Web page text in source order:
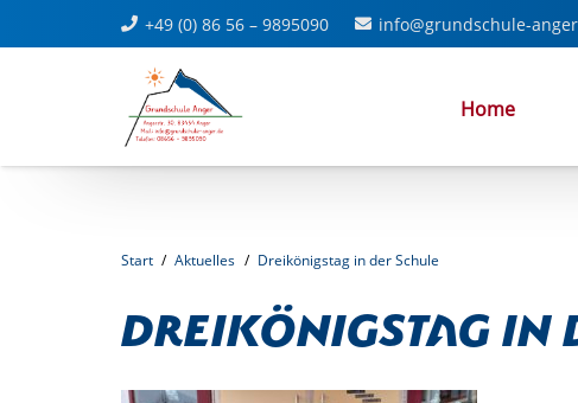
+49 (0) 86 56 – 9895090 info@grundschule-
Home
Start / Aktuelles / Dreikönigstag in der Schule
Dreikönigstag in